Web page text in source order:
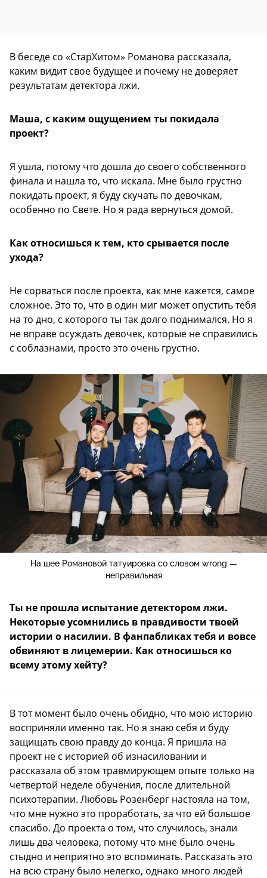
В беседе со «СтарХитом» Романова рассказала,
каким видит свое будущее и почему не доверяет
результатам детектора лжи.
Маша, с каким ощущением ты покидала
проект?
Я ушла, потому что дошла до своего собственного
финала и нашла то, что искала. Мне было грустно
покидать проект, я буду скучать по девочкам,
особенно по Свете. Но я рада вернуться домой.
Как относишься к тем, кто срывается после
ухода?
Не сорваться после проекта, как мне кажется, самое
сложное. Это то, что в один миг может опустить тебя
на то дно, с которого ты так долго поднимался. Но я
не вправе осуждать девочек, которые не справились
с соблазнами, просто это очень грустно.
На шее Романовой татуировка со словом wrong —
неправильная
Ты не прошла испытание детектором лжи.
Некоторые усомнились в правдивости твоей
истории о насилии. В фанпабликах тебя и вовсе
обвиняют в лицемерии. Как относишься ко
всему этому хейту?
В тот момент было очень обидно, что мою историю
восприняли именно так. Но я знаю себя и буду
защищать свою правду до конца. Я пришла на
проект не с историей об изнасиловании и
рассказала об этом травмирующем опыте только на
четвертой неделе обучения, после длительной
психотерапии. Любовь Розенберг настояла на том,
что мне нужно это проработать, за что ей большое
спасибо. До проекта о том, что случилось, знали
лишь два человека, потому что мне было очень
стыдно и неприятно это вспоминать. Рассказать это
на всю страну было нелегко, однако много людей